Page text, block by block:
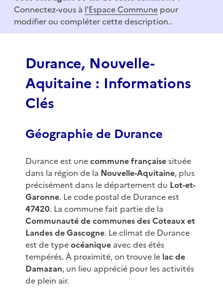
f
Connectez-vous à l'Espace Commune pour
modifier ou compléter cette description..
Durance, Nouvelle-
Aquitaine : Informations
Clés
Géographie de Durance
Durance est unecommune françaisesituée
dans la région de la Nouvelle-Aquitaine, plus
précisément dans le département du Lot-et-
Garonne. Le code postal de Durance est
47420. La commune fait partie de la
Communauté de communes des Coteaux et
Landes de Gascogne. Le climat de Durance
est de typeocéaniqueavec des étés
tempérés. À proximité, on trouve le lac de
Damazan, un lieu apprécié pour les activités
de plein air.